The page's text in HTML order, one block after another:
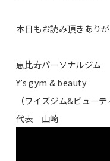
本日もお読み頂きあり
恵比寿パーソナルジム
Y’s gym & beauty
（ワイズジム&ビューテ
代表 山崎